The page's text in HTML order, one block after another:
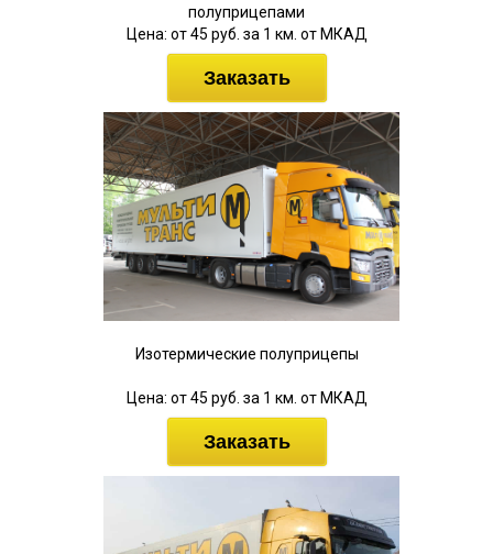
полуприцепами
Цена: от 45 руб. за 1 км. от МКАД
Заказать
Изотермические полуприцепы
Цена: от 45 руб. за 1 км. от МКАД
Заказать